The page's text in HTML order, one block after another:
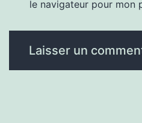
le navigateur pour mon